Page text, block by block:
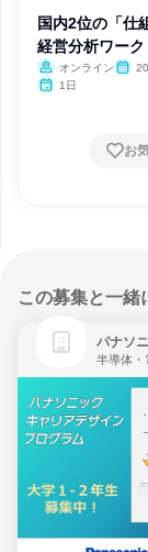
国内2位の「仕
経営分析ワーク
オンライン
1日
お
この募集と一緒
パナソ
半導体・